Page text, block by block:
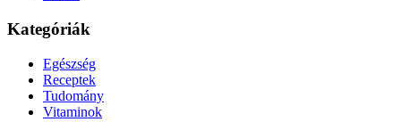
Kategóriák
Egészség
Receptek
Tudomány
Vitaminok